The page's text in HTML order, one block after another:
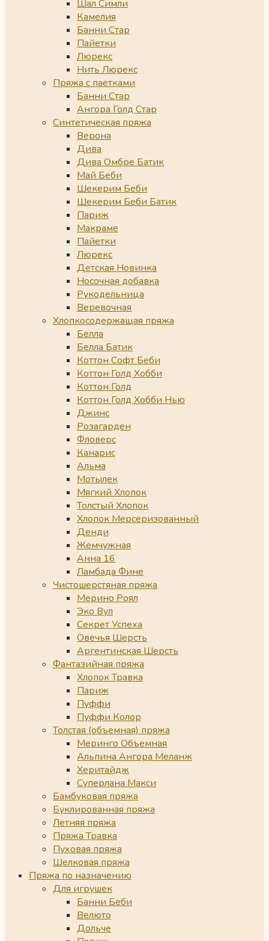
Шал Симли
Камелия
Банни Стар
Пайетки
Люрекс
Нить Люрекс
Пряжа с паетками
Банни Стар
Ангора Голд Стар
Синтетическая пряжа
Верона
Дива
Дива Омбре Батик
Май Беби
Шекерим Беби
Шекерим Беби Батик
Париж
Макраме
Пайетки
Люрекс
Детская Новинка
Носочная добавка
Рукодельница
Веревочная
Хлопкосодержащая пряжа
Белла
Белла Батик
Коттон Софт Беби
Коттон Голд Хобби
Коттон Голд
Коттон Голд Хобби Нью
Джинс
Розагарден
Фловерс
Канарис
Альма
Мотылек
Мягкий Хлопок
Толстый Хлопок
Хлопок Мерсеризованный
Денди
Жемчужная
Анна 16
Ламбада Фине
Чистошерстяная пряжа
Мерино Роял
Эко Вул
Секрет Успеха
Овечья Шерсть
Аргентинская Шерсть
Фантазийная пряжа
Хлопок Травка
Париж
Пуффи
Пуффи Колор
Толстая (объемная) пряжа
Меринго Объемная
Альпина Ангора Меланж
Херитайдж
Суперлана Макси
Бамбуковая пряжа
Буклированная пряжа
Летняя пряжа
Пряжа Травка
Пуховая пряжа
Шелковая пряжа
Пряжа по назначению
Для игрушек
Банни Беби
Велюто
Дольче